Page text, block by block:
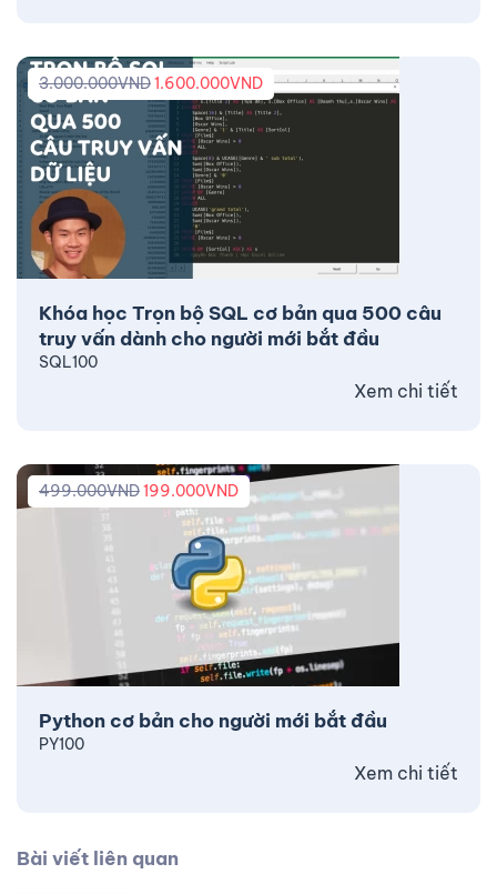
Khóa học Trọn bộ SQL cơ bản qua 500 câu
truy vấn dành cho người mới bắt đầu
3.000.000VND1.600.000VND
SQL100
Xem chi tiết
Python cơ bản cho người mới bắt đầu
499.000VND199.000VND
PY100
Xem chi tiết
Bài viết liên quan